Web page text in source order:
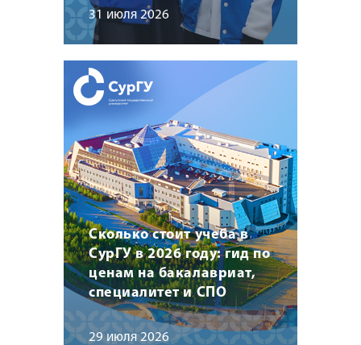
31 июля 2026
Сколько стоит учеба в
СурГУ в 2026 году: гид по
ценам на бакалавриат,
специалитет и СПО
29 июля 2026